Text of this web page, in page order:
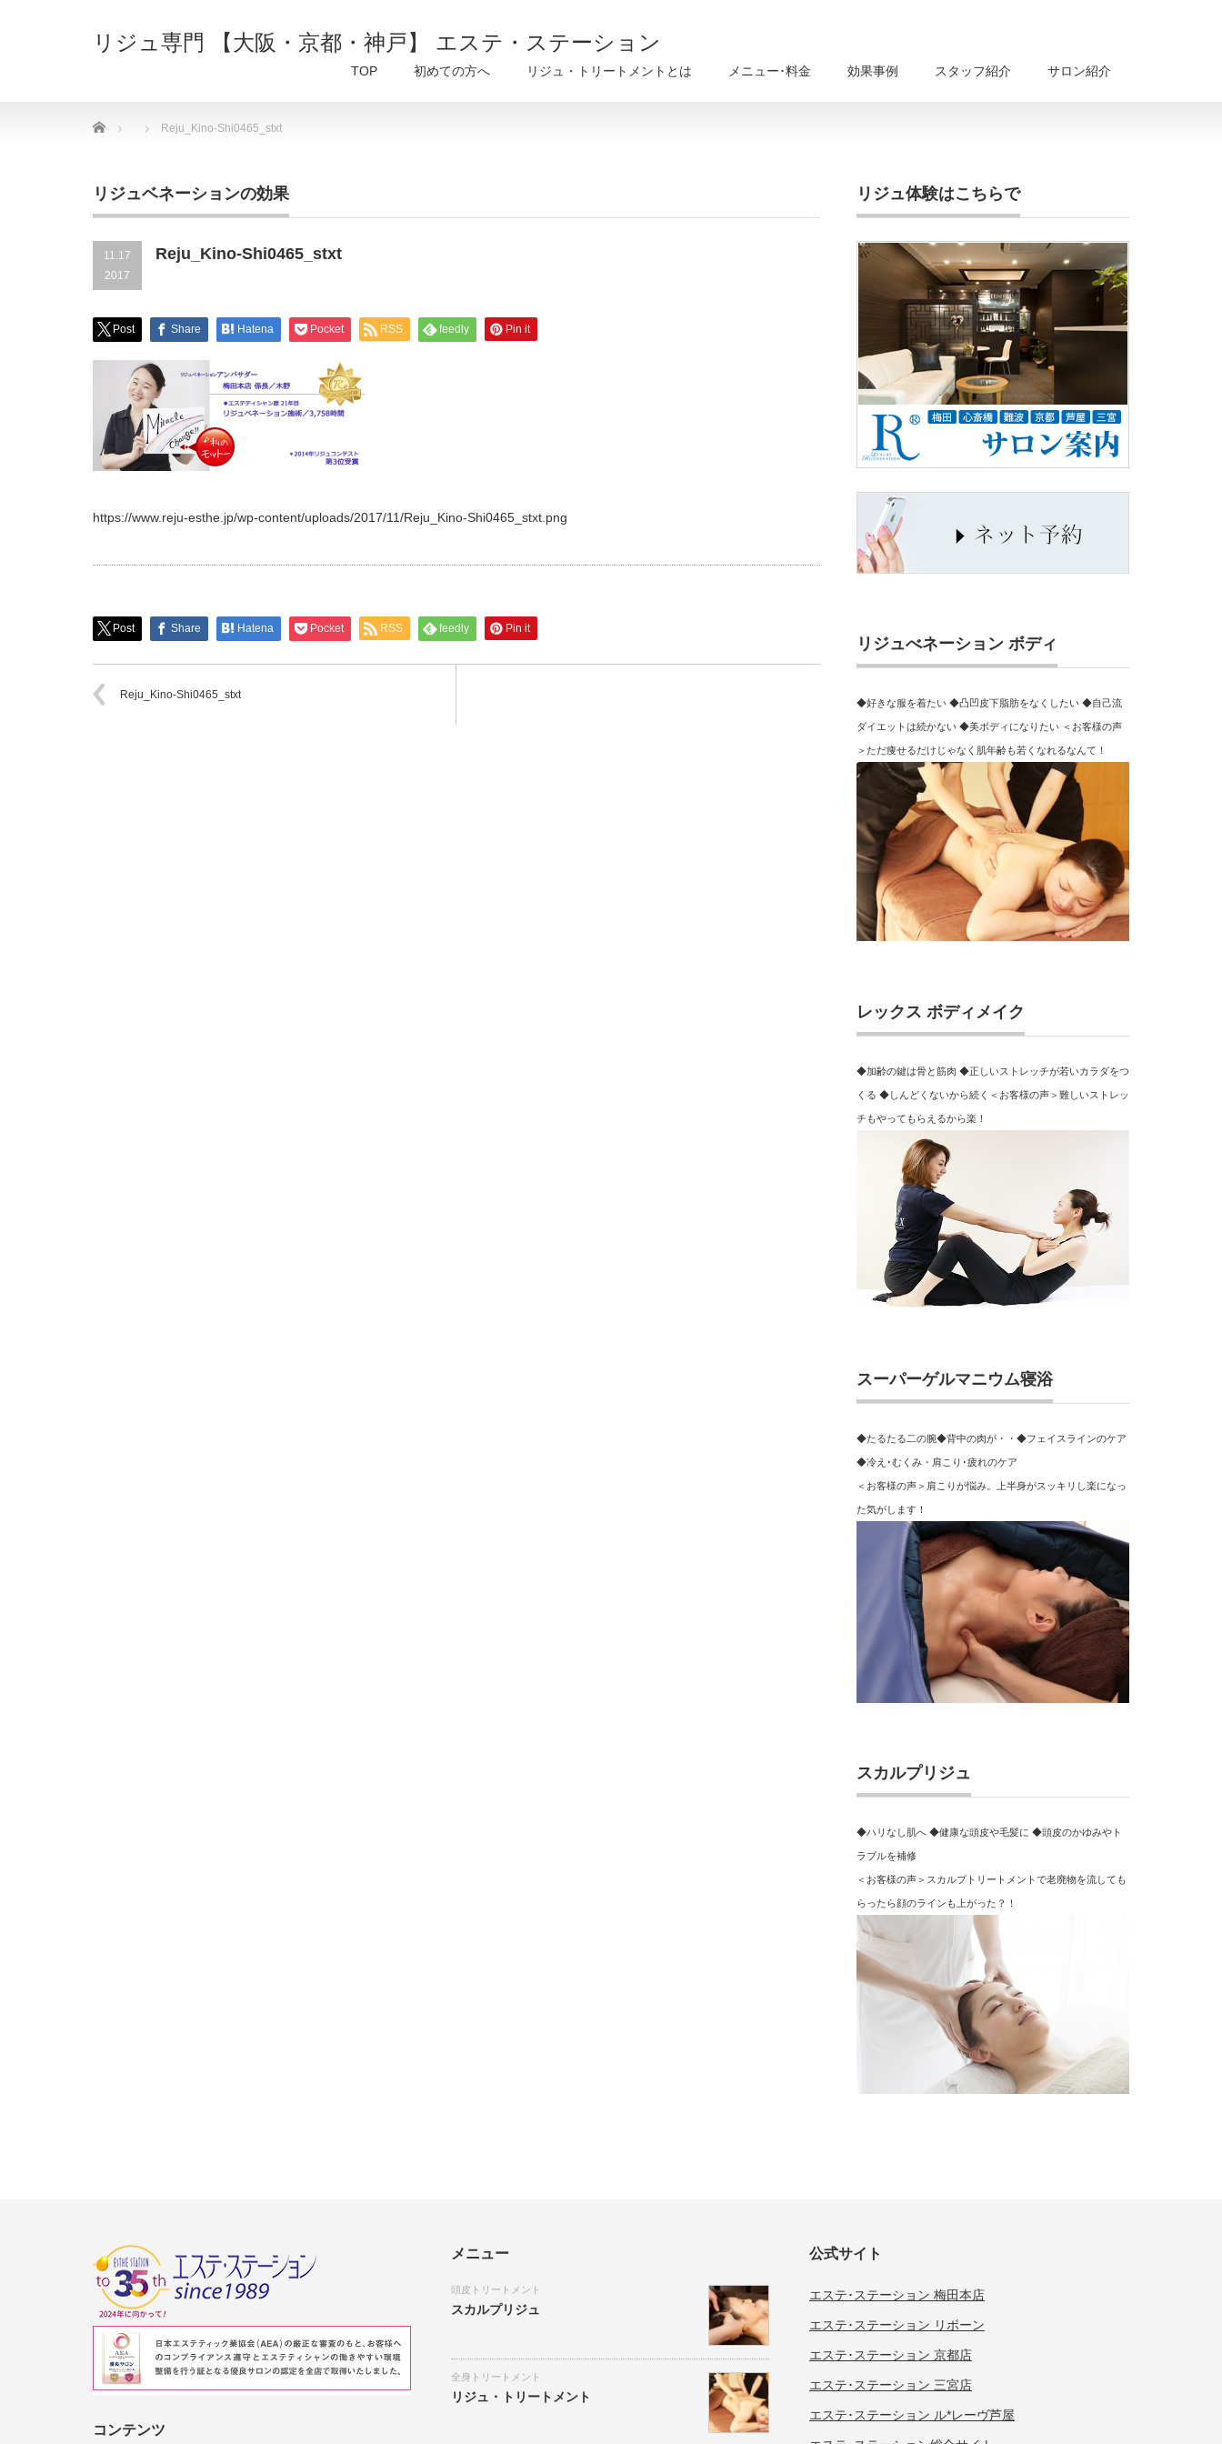
リジュ専門 【大阪・京都・神戸】 エステ・ステーション
TOP 初めての方へ リジュ・トリートメントとは メニュー･料金 効果事例 スタッフ紹介 サロン紹介
Home Reju_Kino-Shi0465_stxt
リジュベネーションの効果
11.17
2017
Reju_Kino-Shi0465_stxt
Post Share Hatena Pocket RSS feedly Pin it
https://www.reju-esthe.jp/wp-content/uploads/2017/11/Reju_Kino-Shi0465_stxt.png
Post Share Hatena Pocket RSS feedly Pin it
Reju_Kino-Shi0465_stxt
リジュ体験はこちらで
リジュべネーション ボディ
◆好きな服を着たい ◆凸凹皮下脂肪をなくしたい ◆自己流
ダイエットは続かない ◆美ボディになりたい ＜お客様の声
＞ただ痩せるだけじゃなく肌年齢も若くなれるなんて！
レックス ボディメイク
◆加齢の鍵は骨と筋肉 ◆正しいストレッチが若いカラダをつ
くる ◆しんどくないから続く＜お客様の声＞難しいストレッ
チもやってもらえるから楽！
スーパーゲルマニウム寝浴
◆たるたる二の腕◆背中の肉が・・◆フェイスラインのケア
◆冷え･むくみ・肩こり･疲れのケア
＜お客様の声＞肩こりが悩み。上半身がスッキリし楽になっ
た気がします！
スカルプリジュ
◆ハリなし肌へ ◆健康な頭皮や毛髪に ◆頭皮のかゆみやト
ラブルを補修
＜お客様の声＞スカルプトリートメントで老廃物を流しても
らったら顔のラインも上がった？！
コンテンツ
メニュー
頭皮トリートメント
スカルプリジュ
全身トリートメント
リジュ・トリートメント
公式サイト
エステ･ステーション 梅田本店
エステ･ステーション リボーン
エステ･ステーション 京都店
エステ･ステーション 三宮店
エステ･ステーション ル*レーヴ芦屋